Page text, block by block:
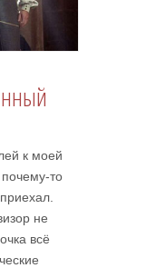
к моей
то
не
всё